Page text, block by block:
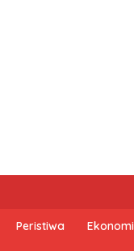
Peristiwa Ekonomi